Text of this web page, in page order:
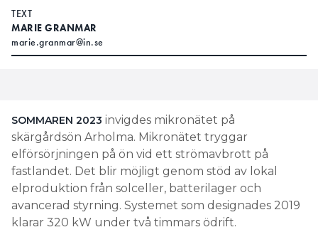
TEXT
MARIE GRANMAR
marie.granmar@in.se
SOMMAREN 2023 invigdes mikronätet på
skärgårdsön Arholma. Mikronätet tryggar
elförsörjningen på ön vid ett strömavbrott på
fastlandet. Det blir möjligt genom stöd av lokal
elproduktion från solceller, batterilager och
avancerad styrning. Systemet som designades 2019
klarar 320 kW under två timmars ödrift.